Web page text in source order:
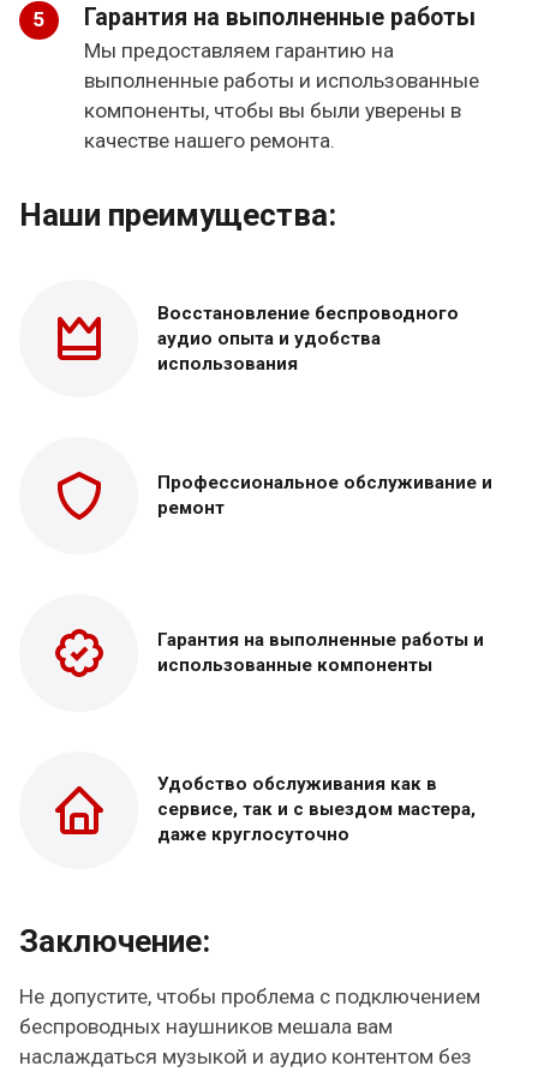
Гарантия на выполненные работы
Мы предоставляем гарантию на
выполненные работы и использованные
компоненты, чтобы вы были уверены в
качестве нашего ремонта.
Наши преимущества:
Восстановление беспроводного
аудио опыта и удобства
использования
Профессиональное обслуживание и
ремонт
Гарантия на выполненные работы и
использованные компоненты
Удобство обслуживания как в
сервисе, так и с выездом мастера,
даже круглосуточно
Заключение:
Не допустите, чтобы проблема с подключением
беспроводных наушников мешала вам
наслаждаться музыкой и аудио контентом без